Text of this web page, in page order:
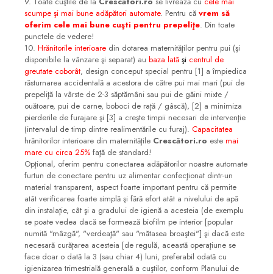
scumpe şi mai bune adăpători automate. Pentru că vrem să
oferim cele mai bune cuşti pentru prepeliţe. Din toate
punctele de vedere!
10. Hrănitorile interioare din dotarea maternităţilor pentru pui (şi
disponibile la vânzare şi separat) au baza lată şi centrul de
greutate coborât, design conceput special pentru [1] a împiedica
răsturnarea accidentală a acestora de către pui mai mari (pui de
prepeliţă la vârste de 2-3 săptămâni sau pui de găini mixte /
ouătoare, pui de carne, boboci de raţă / gâscă), [2] a minimiza
pierderile de furajare şi [3] a creşte timpii necesari de intervenţie
(intervalul de timp dintre realimentările cu furaj). Capacitatea
hrănitorilor interioare din maternităţile Crescători.ro este mai
mare cu circa 25% faţă de standard!
Opţional, oferim pentru conectarea adăpătorilor noastre automate
furtun de conectare pentru uz alimentar confecţionat dintr-un
material transparent, aspect foarte important pentru că permite
atât verificarea foarte simplă şi fără efort atât a nivelului de apă
din instalaţie, cât şi a gradului de igienă a acesteia (de exemplu
se poate vedea dacă se formează biofilm pe interior [popular
numită "mâzgă", "verdeaţă" sau "mătasea broaştei"] şi dacă este
necesară curăţarea acesteia [de regulă, această operaţiune se
face doar o dată la 3 (sau chiar 4) luni, preferabil odată cu
igienizarea trimestrială generală a cuştilor, conform Planului de